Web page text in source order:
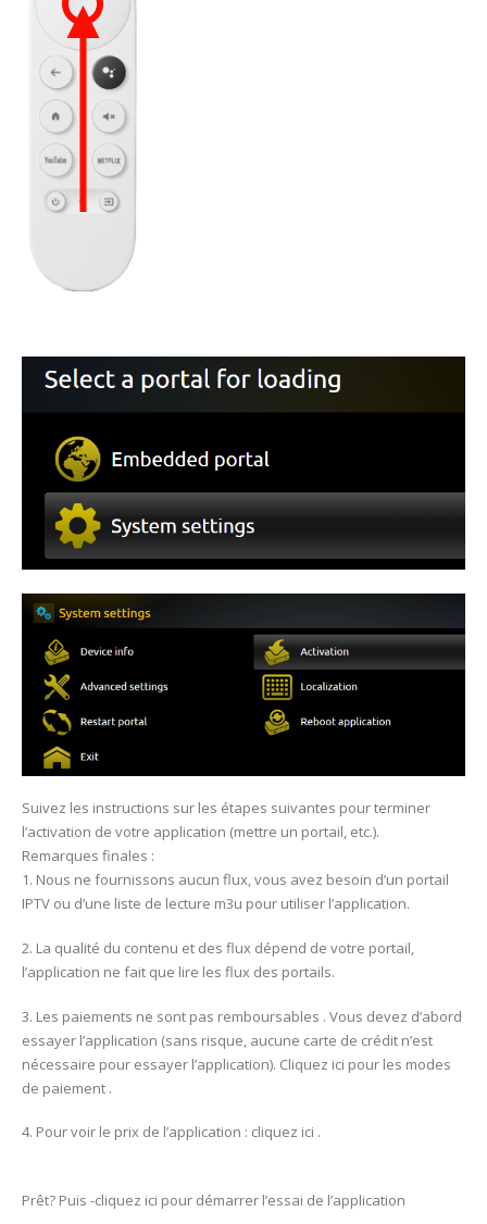
Suivez les instructions sur les étapes suivantes pour terminer
l’activation de votre application (mettre un portail, etc.).
Remarques finales :
1. Nous ne fournissons aucun flux, vous avez besoin d’un portail
IPTV ou d’une liste de lecture m3u pour utiliser l’application.
2. La qualité du contenu et des flux dépend de votre portail,
l’application ne fait que lire les flux des portails.
3. Les paiements ne sont pas remboursables . Vous devez d’abord
essayer l’application (sans risque, aucune carte de crédit n’est
nécessaire pour essayer l’application). Cliquez ici pour les modes
de paiement .
4. Pour voir le prix de l’application : cliquez ici .
Prêt? Puis -cliquez ici pour démarrer l’essai de l’application